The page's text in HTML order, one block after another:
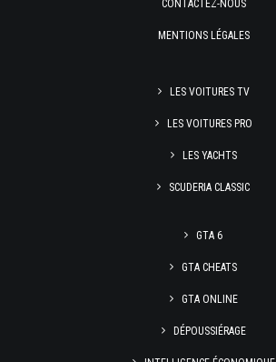
CONTACTEZ-NOUS
MENTIONS LÉGALES
LES VOITURES TV
LES VOITURES PRO
LES YACHTS
SCUDERIA CLASSIC
GTA 6
GTA CHEATS
GTA ONLINE
DÉPOUSSIÉRAGE